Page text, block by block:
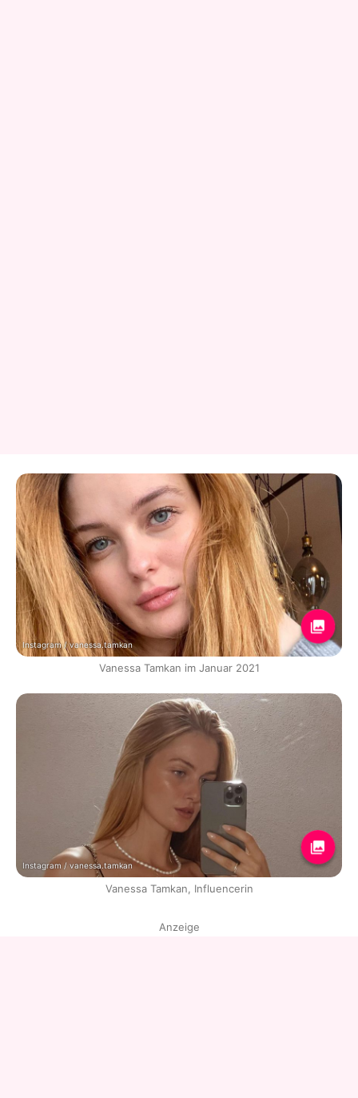
Instagram / vanessa.tamkan
Vanessa Tamkan im Januar 2021
Instagram / vanessa.tamkan
Vanessa Tamkan, Influencerin
Anzeige